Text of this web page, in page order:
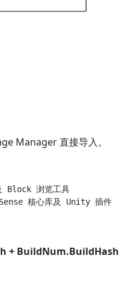
Manager 直接导入。
Block 浏览工具
核心库及 Unity 插件
+ BuildNum.BuildHash